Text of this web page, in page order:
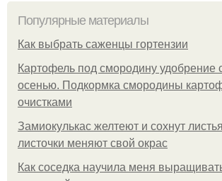
Популярные материалы
Как выбрать саженцы гортензии
Картофель под смородину удобрение
осенью. Подкормка смородины
очистками
Замиокулькас желтеют и сохнут
листочки меняют свой окрас
Как соседка научила меня